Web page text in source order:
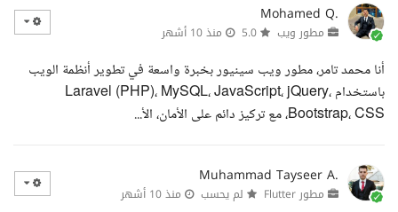
Mohamed Q.
مطور ويب منذ 10 أشهر
أنا محمد تامر، مطور ويب سينيور بخبرة واسعة في تطوير أنظمة الويب
باستخدام Laravel (PHP)، MySQL، JavaScript، jQuery،
Bootstrap، CSS، مع تركيز دائم على الأمان، الأ...
Muhammad Tayseer A.
مطور Flutter لم يحسب منذ 10 أشهر